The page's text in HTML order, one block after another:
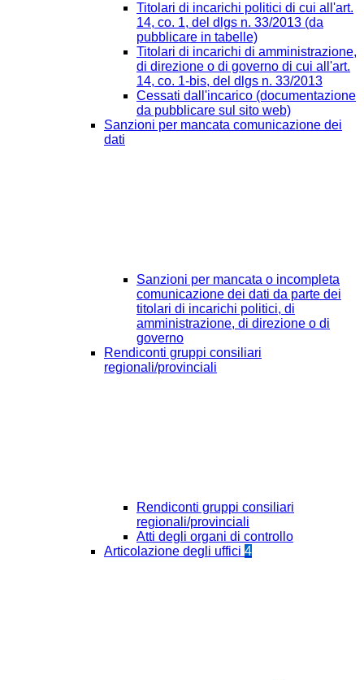
Titolari di incarichi politici di cui all'art.
14, co. 1, del dlgs n. 33/2013 (da
pubblicare in tabelle)
Titolari di incarichi di amministrazione,
di direzione o di governo di cui all'art.
14, co. 1-bis, del dlgs n. 33/2013
Cessati dall'incarico (documentazione
da pubblicare sul sito web)
Sanzioni per mancata comunicazione dei
dati
Sanzioni per mancata o incompleta
comunicazione dei dati da parte dei
titolari di incarichi politici, di
amministrazione, di direzione o di
governo
Rendiconti gruppi consiliari
regionali/provinciali
Rendiconti gruppi consiliari
regionali/provinciali
Atti degli organi di controllo
Articolazione degli uffici 4